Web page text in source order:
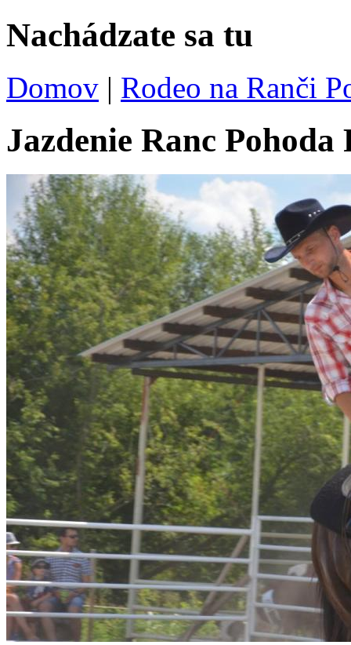
Nachádzate sa tu
Domov | Rodeo na Ranči
Jazdenie Ranc Pohoda